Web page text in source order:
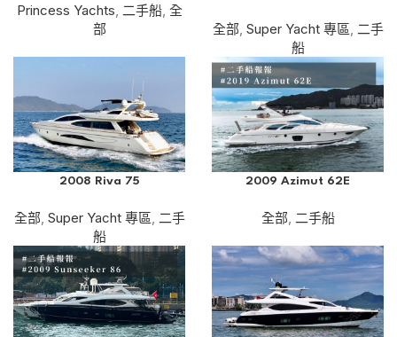
Princess Yachts 二手船, 全
部
全部 Super Yacht 專區 二手
船
2008 Riva 75
全部, Super Yacht 專區, 二手
船
2009 Azimut 62E
全部, 二手船